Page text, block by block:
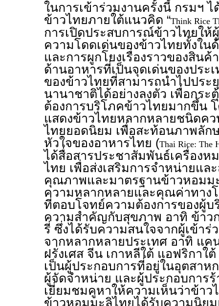
ในการเข้าร่วมงานครั้งนี้ กรมฯ
ข้าวไทยภายใต้แนวคิด “Think Rice
การเปิดประสบการณ์ข้าวไทยให้
ความโดดเด่นของข้าวไทยทั้งใ
และการผูกโยงเรื่องราวของสิน
ด้านอาหารที่เป็นจุดเด่นของประ
ของข้าวไทยที่สามารถนำไปประ
นานาชาติได้อย่างลงตัว เพื่อกร
ต้องการบริโภคข้าวไทยมากขึ้น
แสดงข้าวไทยหลากหลายชนิดค
ไทยยอดนิยม เพื่อสะท้อนภาพลัก
หัวใจของอาหารไทย (Thai Rice: The
ได้สื่อสารประชาสัมพันธ์เครื่องห
ไทย เพื่อส่งเสริมการจำหน่ายแล
คุณภาพและมาตรฐานข้าวหอมม
ความหลากหลายและคุณค่าทาง
ที่ตอบโจทย์ความต้องการของผู้
ความสำคัญกับสุขภาพ อาทิ ข้าว
รี่ ซึ่งได้รับความสนใจจากผู้เข้าร่
จากหลากหลายประเทศ อาทิ แค
ฝรั่งเศส จีน เกาหลีใต้ แอฟริกาใ
เป็นผู้ประกอบการที่อยู่ในอุตสาห
ผู้จัดจำหน่าย และผู้ประกอบการ
เยี่ยมชมคูหาให้ความเห็นว่าข้าว
ข้าวหอมมะลิไทยได้รับความนิย